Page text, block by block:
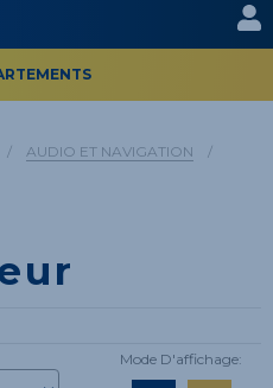
/ AUDIO ET NAVIGATION
/
Mode D'affichage: